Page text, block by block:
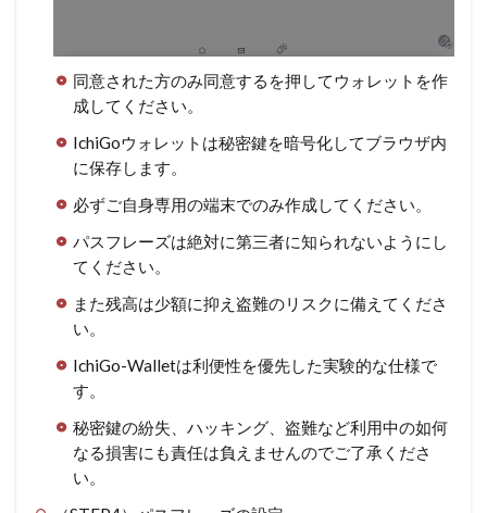
同意された方のみ同意するを押してウォレットを作
成してください。
IchiGoウォレットは秘密鍵を暗号化してブラウザ内
に保存します。
必ずご自身専用の端末でのみ作成してください。
パスフレーズは絶対に第三者に知られないようにし
てください。
また残高は少額に抑え盗難のリスクに備えてくださ
い。
IchiGo-Walletは利便性を優先した実験的な仕様で
す。
秘密鍵の紛失、ハッキング、盗難など利用中の如何
なる損害にも責任は負えませんのでご了承くださ
い。